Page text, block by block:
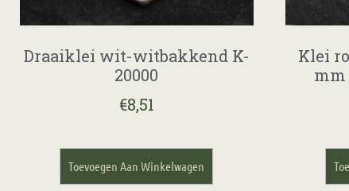
Draaiklei wit-witbakkend K-
20000
€8,51
Toevoegen Aan Winkelwagen
Klei
mm